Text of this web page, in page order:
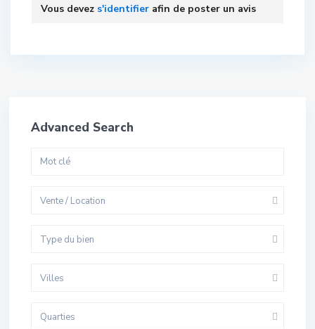
Vous devez s'identifier afin de poster un avis
Advanced Search
Vente / Location
Type du bien
Villes
Quarties